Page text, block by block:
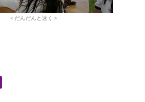
＜だんだんと速く＞